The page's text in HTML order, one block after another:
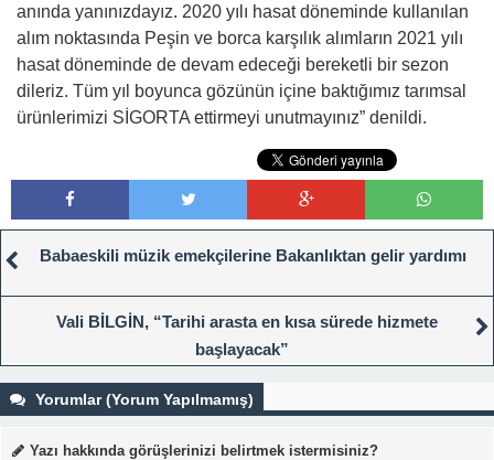
anında yanınızdayız. 2020 yılı hasat döneminde kullanılan
alım noktasında Peşin ve borca karşılık alımların 2021 yılı
hasat döneminde de devam edeceği bereketli bir sezon
dileriz. Tüm yıl boyunca gözünün içine baktığımız tarımsal
ürünlerimizi SİGORTA ettirmeyi unutmayınız” denildi.
Babaeskili müzik emekçilerine Bakanlıktan gelir yardımı
Vali BİLGİN, “Tarihi arasta en kısa sürede hizmete
başlayacak”
Yorumlar (Yorum Yapılmamış)
Yazı hakkında görüşlerinizi belirtmek istermisiniz?